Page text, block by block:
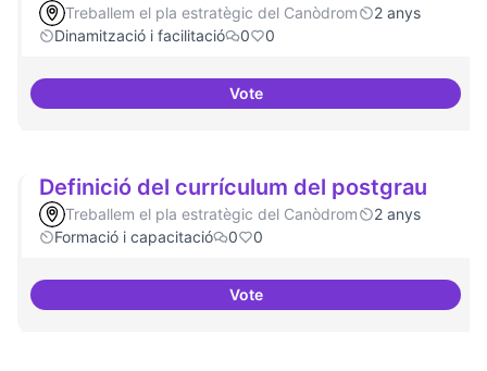
Treballem el pla estratègic del Canòdrom
2 anys
Dinamització i facilitació
0 0
VoteILP Drets Digitals
Definició del currículum del postgrau
Treballem el pla estratègic del Canòdrom
2 anys
Formació i capacitació
0 0
VoteDefinició del currículum del